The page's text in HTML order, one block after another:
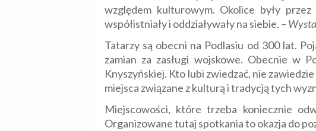
względem kulturowym. Okolice były
współistniały i oddziaływały na siebie. –
Tatarzy są obecni na Podlasiu od 300 lat.
zamian za zasługi wojskowe. Obecnie w
Knyszyńskiej. Kto lubi zwiedzać, nie
miejsca związane z kulturą i tradycją tych
Miejscowości, które trzeba koniecznie
Organizowane tutaj spotkania to okazja do